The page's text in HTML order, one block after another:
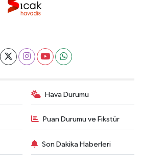
Hava Durumu
Puan Durumu ve Fikstür
Son Dakika Haberleri